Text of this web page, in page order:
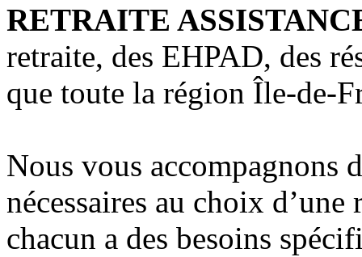
RETRAITE
retraite, des EHPAD, des
que toute la région Île-de-
Nous vous accompagnons
nécessaires au choix
chacun a des besoins